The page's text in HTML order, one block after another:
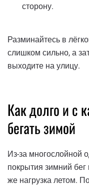
сторону.
Разминайтесь в
слишком сильно, а
выходите на улицу.
Как долго и с
бегать зимой
Из-за многослойной
покрытия зимний
же нагрузка летом.